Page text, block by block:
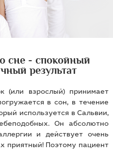
сне - спокойный
результат
(или взрослый) принимает
в сон, в течение
используется в Сальвии,
Он абсолютно
и действует очень
приятный! Поэтому пациент